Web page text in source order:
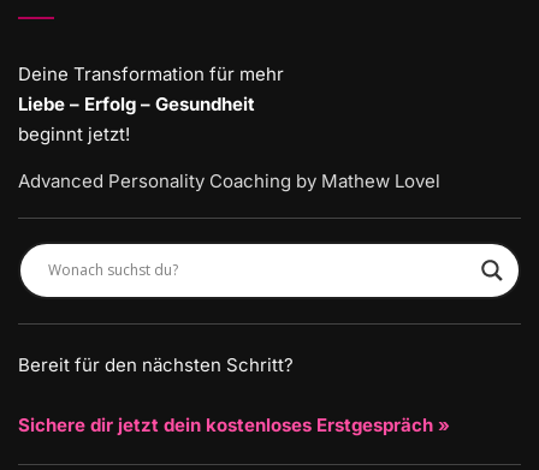
Deine Transformation für mehr
Liebe – Erfolg – Gesundheit
beginnt jetzt!
Advanced Personality Coaching by Mathew Lovel
Bereit für den nächsten Schritt?
Sichere dir jetzt dein kostenloses Erstgespräch »